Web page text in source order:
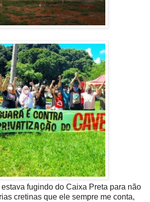
fugindo do Caixa Preta para não
cretinas que ele sempre me conta,